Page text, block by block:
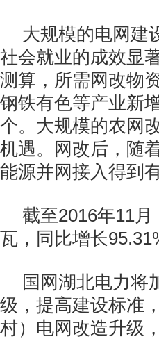
大规模的电网建
社会就业的成效显
测算，所需网改物
钢铁有色等产业新
个。大规模的农网
机遇。网改后，随
能源并网接入得到
截至2016年11
瓦，同比增长
国网湖北电力将
级，提高建设标准
村）电网改造升级